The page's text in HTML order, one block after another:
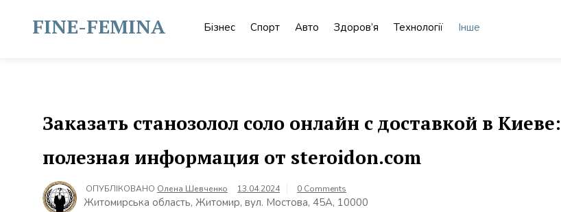
contentFINE-FEMINA Бізнес Спорт Авто Здоров’я Технології Інше
Заказать станозолол соло онлайн с доставкой в Киеве:
полезная информация от steroidon.com
ОПУБЛІКОВАНО Олена Шевченко 13.04.2024 0 Comments
Житомирська область, Житомир, вул. Мостова, 45А, 10000